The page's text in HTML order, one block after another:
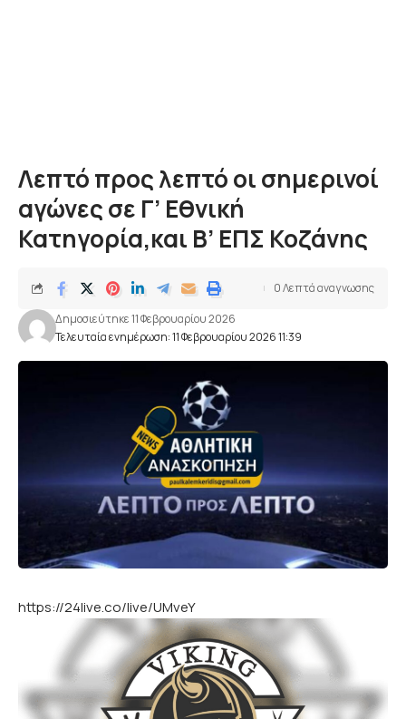
Λεπτό προς λεπτό οι σημερινοί
αγώνες σε Γ’ Εθνική
Κατηγορία,και Β’ ΕΠΣ Κοζάνης
Τελευταία ενημέρωση: 11 Φεβρουαρίου 2026 11:39
Δημοσιεύτηκε 11 Φεβρουαρίου 2026
0 Λεπτά αναγνωσης
https://24live.co/live/UMveY